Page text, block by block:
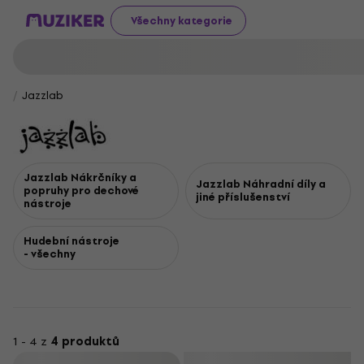
Všechny kategorie
Jazzlab
Jazzlab Nákrčníky a
popruhy pro dechové
nástroje
Jazzlab Náhradní díly a
jiné příslušenství
Hudební nástroje
- všechny
1 - 4 z 4 produktů